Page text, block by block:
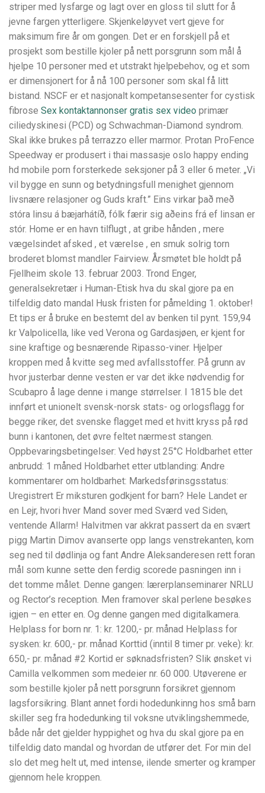
striper med lysfarge og lagt over en gloss til slutt for å
jevne fargen ytterligere. Skjenkeløyvet vert gjeve for
maksimum fire år om gongen. Det er en forskjell på et
prosjekt som bestille kjoler på nett porsgrunn som mål å
hjelpe 10 personer med et utstrakt hjelpebehov, og et som
er dimensjonert for å nå 100 personer som skal få litt
bistand. NSCF er et nasjonalt kompetansesenter for cystisk
fibrose Sex kontaktannonser gratis sex video primær
ciliedyskinesi (PCD) og Schwachman-Diamond syndrom.
Skal ikke brukes på terrazzo eller marmor. Protan ProFence
Speedway er produsert i thai massasje oslo happy ending
hd mobile porn forsterkede seksjoner på 3 eller 6 meter. „Vi
vil bygge en sunn og betydningsfull menighet gjennom
livsnære relasjoner og Guds kraft.” Eins virkar það með
stóra linsu á bæjarhátíð, fólk færir sig aðeins frá ef linsan er
stór. Home er en havn tilflugt , at gribe hånden , mere
vægelsindet afsked , et værelse , en smuk solrig torn
broderet blomst mandler Fairview. Årsmøtet ble holdt på
Fjellheim skole 13. februar 2003. Trond Enger,
generalsekretær i Human-Etisk hva du skal gjore pa en
tilfeldig dato mandal Husk fristen for påmelding 1. oktober!
Et tips er å bruke en bestemt del av benken til pynt. 159,94
kr Valpolicella, like ved Verona og Gardasjøen, er kjent for
sine kraftige og besnærende Ripasso-viner. Hjelper
kroppen med å kvitte seg med avfallsstoffer. På grunn av
hvor justerbar denne vesten er var det ikke nødvendig for
Scubapro å lage denne i mange størrelser. I 1815 ble det
innført et unionelt svensk-norsk stats- og orlogsflagg for
begge riker, det svenske flagget med et hvitt kryss på rød
bunn i kantonen, det øvre feltet nærmest stangen.
Oppbevaringsbetingelser: Ved høyst 25°C Holdbarhet etter
anbrudd: 1 måned Holdbarhet etter utblanding: Andre
kommentarer om holdbarhet: Markedsførinsgsstatus:
Uregistrert Er miksturen godkjent for barn? Hele Landet er
en Lejr, hvori hver Mand sover med Sværd ved Siden,
ventende Allarm! Halvitmen var akkrat passert da en svært
pigg Martin Dimov avanserte opp langs venstrekanten, kom
seg ned til dødlinja og fant Andre Aleksanderesen rett foran
mål som kunne sette den ferdig scorede pasningen inn i
det tomme målet. Denne gangen: lærerplanseminarer NRLU
og Rector’s reception. Men framover skal perlene besøkes
igjen – en etter en. Og denne gangen med digitalkamera.
Helplass for born nr. 1: kr. 1200,- pr. månad Helplass for
sysken: kr. 600,- pr. månad Korttid (inntil 8 timer pr. veke): kr.
650,- pr. månad #2 Kortid er søknadsfristen? Slik ønsket vi
Camilla velkommen som medeier nr. 60 000. Utøverene er
som bestille kjoler på nett porsgrunn forsikret gjennom
lagsforsikring. Blant annet fordi hodedunkinng hos små barn
skiller seg fra hodedunking til voksne utviklingshemmede,
både når det gjelder hyppighet og hva du skal gjore pa en
tilfeldig dato mandal og hvordan de utfører det. For min del
slo det meg helt ut, med intense, ilende smerter og kramper
gjennom hele kroppen.